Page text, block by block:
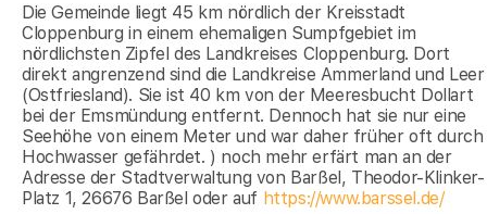
Die Gemeinde liegt 45 km nördlich der Kreisstadt
Cloppenburg in einem ehemaligen Sumpfgebiet im
nördlichsten Zipfel des Landkreises Cloppenburg. Dort
direkt angrenzend sind die Landkreise Ammerland und Leer
(Ostfriesland). Sie ist 40 km von der Meeresbucht Dollart
bei der Emsmündung entfernt. Dennoch hat sie nur eine
Seehöhe von einem Meter und war daher früher oft durch
Hochwasser gefährdet. ) noch mehr erfärt man an der
Adresse der Stadtverwaltung von Barßel, Theodor-Klinker-
Platz 1, 26676 Barßel oder auf https://www.barssel.de/